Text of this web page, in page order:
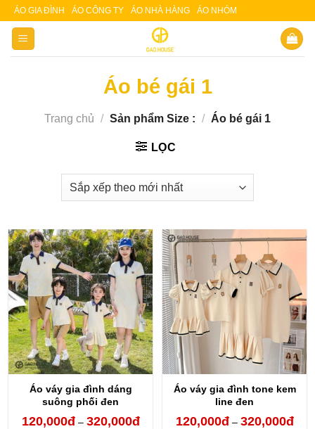
Skip
content
ÁO GIA ĐÌNH ÁO CÔNG TY ÁO NHÀ HÀNG ÁO NHÓM
Áo bé gái 1
Trang chủ / Sản phẩm Size : / Áo bé gái 1
LỌC
Áo váy gia đình dáng
suông phối đen
120,000đ – 320,000đKhoảng
Áo váy gia đình tone kem
line đen
120,000đ – 320,000đ